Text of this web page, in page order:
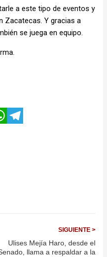
a este tipo de eventos y
Zacatecas. Y gracias a
se juega en equipo.
SIGUIENTE >
Ulises Mejía Haro, desde el
llama a respaldar a la